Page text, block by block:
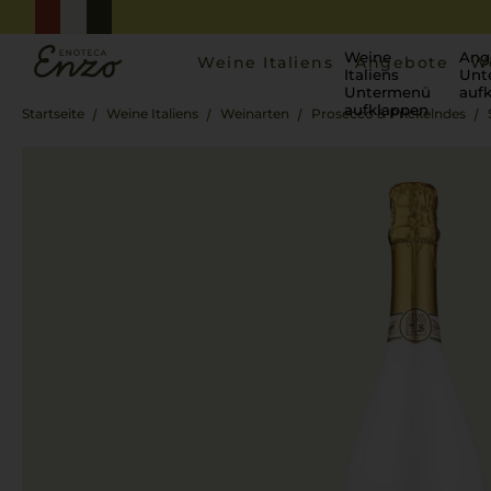
Weine Italiens
Weine
Italiens
Untermenü
aufklappen
Angebote
Startseite Weine Italiens Weinarten Prosecco & Prickelndes